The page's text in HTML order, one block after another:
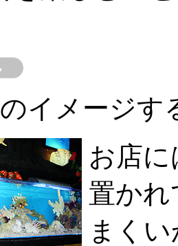
イメージす
お店に
置か
まく